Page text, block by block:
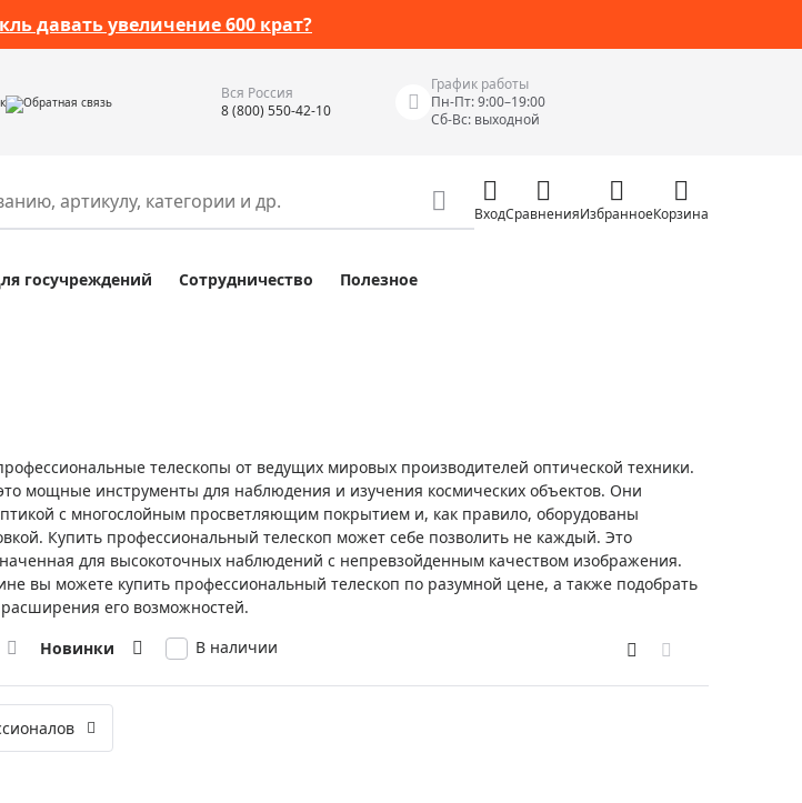
давать увеличение 600 крат?
Обратная связь
Вся Россия
8 (800) 550-42-10
График работы
Пн-Пт: 9:00–19:00
Сб-Вс: выходной
Разное
Глобусы
Глобусы интерактивные
Лазерные дальномеры
Штативы
Сумки, кейсы, чехлы
Средства для очистки оптики
Карты, постеры, литература
Измерительные инструменты
Приборы неразрушающего контроля
Приборы теплового контроля
Приборы для обслуживания сетей
Детекторы проводки
ВходСравненияИзбранноеКорзина
госучреждений Сотрудничество Полезное
телескопы от ведущих мировых производителей оптической техники.
мощные инструменты для наблюдения и изучения космических объектов. Они
с многослойным просветляющим покрытием и, как правило, оборудованы
Купить профессиональный телескоп может себе позволить не каждый. Это
для высокоточных наблюдений с непревзойденным качеством изображения.
вы можете купить профессиональный телескоп по разумной цене, а также подобрать
его возможностей.
Новинки В наличии